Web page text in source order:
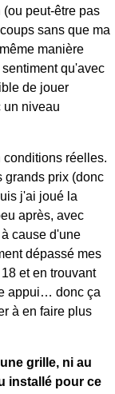
peut-être pas
sans que ma
manière
qu'avec
de jouer
un niveau
conditions réelles.
grands prix (donc
j'ai joué la
après, avec
cause d'une
dépassé mes
et en trouvant
appui… donc ça
à en faire plus
grille, ni au
installé pour ce